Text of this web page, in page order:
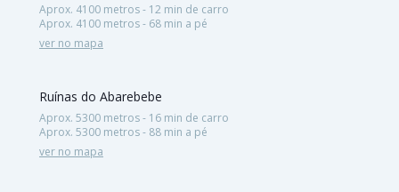
Aprox. 4100 metros - 12 min de carro
Aprox. 4100 metros - 68 min a pé
ver no mapa
Ruínas do Abarebebe
Aprox. 5300 metros - 16 min de carro
Aprox. 5300 metros - 88 min a pé
ver no mapa